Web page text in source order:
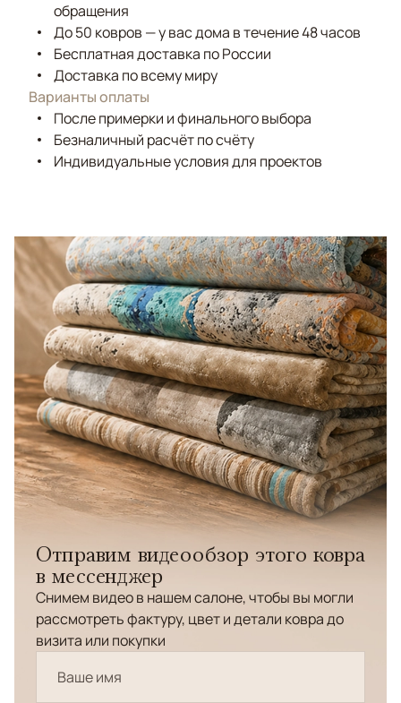
обращения
До 50 ковров — у вас дома в течение 48 часов
Бесплатная доставка по России
Доставка по всему миру
Варианты оплаты
После примерки и финального выбора
Безналичный расчёт по счёту
Индивидуальные условия для проектов
Отправим видеообзор этого ковра
в мессенджер
Снимем видео в нашем салоне, чтобы вы могли
рассмотреть фактуру, цвет и детали ковра до
визита или покупки